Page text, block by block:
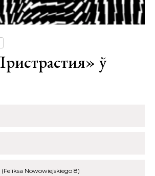
ў
Nowowiejskiego 8)